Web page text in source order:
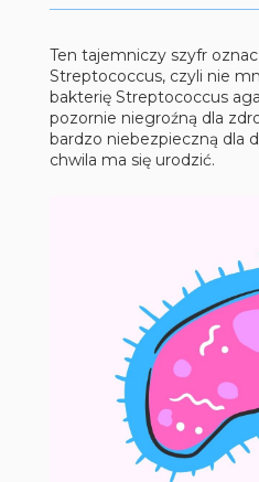
Ten tajemniczy szyfr
Streptococcus, czyli nie
bakterię Streptococcus
pozornie niegroźną dla
bardzo niebezpieczną dla
chwila ma się urodzić.